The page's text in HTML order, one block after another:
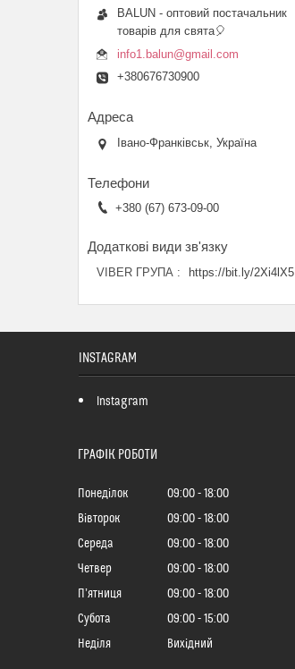
BALUN - оптовий постачальник
товарів для свята🎈
info1.balun@gmail.com
+380676730900
Івано-Франківськ, Україна
+380 (67) 673-09-00
VIBER ГРУПА https://bit.ly/2Xi4lX5
INSTAGRAM
Instagram
ГРАФІК РОБОТИ
Понеділок 09:00
18:00
Вівторок
09:00
18:00
Середа
09:00
18:00
Четвер
09:00
18:00
Пʼятниця
09:00
18:00
Субота
09:00
15:00
Неділя
Вихідний